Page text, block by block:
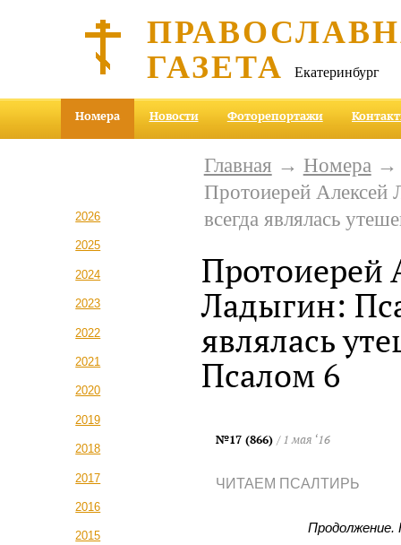
ГАЗЕТА Екатеринбург
Номера Новости Фоторепортажи
2026
2025
2024
2023
2022
2021
2020
2019
2018
2017
2016
2015
Главная → Номера
Протоиерей Алексей
всегда являлась
Протоиерей
Ладыгин:
являлась
Псалом 6
№17 (866) / 1 мая ‘16
ЧИТАЕМ ПСАЛТИРЬ
Продолжение.